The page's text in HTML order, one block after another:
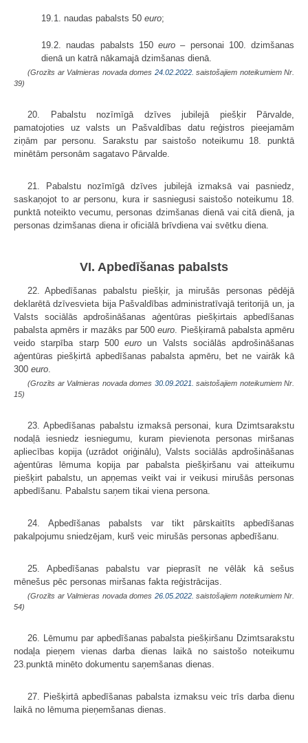
19.1. naudas pabalsts 50 euro;
19.2. naudas pabalsts 150 euro – personai 100. dzimšanas
dienā un katrā nākamajā dzimšanas dienā.
(Grozīts ar Valmieras novada domes 24.02.2022. saistošajiem noteikumiem Nr.
39)
20. Pabalstu nozīmīgā dzīves jubilejā piešķir Pārvalde,
pamatojoties uz valsts un Pašvaldības datu reģistros pieejamām
ziņām par personu. Sarakstu par saistošo noteikumu 18. punktā
minētām personām sagatavo Pārvalde.
21. Pabalstu nozīmīgā dzīves jubilejā izmaksā vai pasniedz,
saskaņojot to ar personu, kura ir sasniegusi saistošo noteikumu 18.
punktā noteikto vecumu, personas dzimšanas dienā vai citā dienā, ja
personas dzimšanas diena ir oficiālā brīvdiena vai svētku diena.
VI. Apbedīšanas pabalsts
22. Apbedīšanas pabalstu piešķir, ja mirušās personas pēdējā
deklarētā dzīvesvieta bija Pašvaldības administratīvajā teritorijā un, ja
Valsts sociālās apdrošināšanas aģentūras piešķirtais apbedīšanas
pabalsta apmērs ir mazāks par 500euro . Piešķiramā pabalsta apmēru
veido starpība starp 500 euro un Valsts sociālās apdrošināšanas
aģentūras piešķirtā apbedīšanas pabalsta apmēru, bet ne vairāk kā
300 euro
(Grozīts ar Valmieras novada domes 30.09.2021. saistošajiem noteikumiem Nr.
15)
23. Apbedīšanas pabalstu izmaksā personai, kura Dzimtsarakstu
nodaļā iesniedz iesniegumu, kuram pievienota personas miršanas
apliecības kopija (uzrādot oriģinālu), Valsts sociālās apdrošināšanas
aģentūras lēmuma kopija par pabalsta piešķiršanu vai atteikumu
piešķirt pabalstu, un apņemas veikt vai ir veikusi mirušās personas
apbedīšanu. Pabalstu saņem tikai viena persona.
24. Apbedīšanas pabalsts var tikt pārskaitīts apbedīšanas
pakalpojumu sniedzējam, kurš veic mirušās personas apbedīšanu.
25. Apbedīšanas pabalstu var pieprasīt ne vēlāk kā sešus
mēnešus pēc personas miršanas fakta reģistrācijas.
(Grozīts ar Valmieras novada domes 26.05.2022. saistošajiem noteikumiem Nr.
54)
26. Lēmumu par apbedīšanas pabalsta piešķiršanu Dzimtsarakstu
nodaļa pieņem vienas darba dienas laikā no saistošo noteikumu
23.punktā minēto dokumentu saņemšanas dienas.
27. Piešķirtā apbedīšanas pabalsta izmaksu veic trīs darba dienu
laikā no lēmuma pieņemšanas dienas.